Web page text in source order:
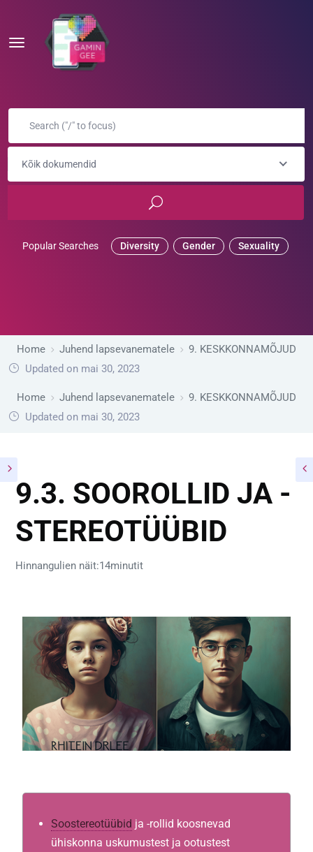
Kõik dokumendid
Popular Searches Diversity Gender Sexuality
Home Juhend lapsevanematele
9. KESKKONNAMÕJUD
Updated on mai 30, 2023
Home Juhend lapsevanematele
9. KESKKONNAMÕJUD
Updated on mai 30, 2023
9.3. SOOROLLID JA -
STEREOTÜÜBID
Hinnangulien näit:14minutit
Soostereotüübid ja -rollid koosnevad
ühiskonna uskumustest ja ootustest